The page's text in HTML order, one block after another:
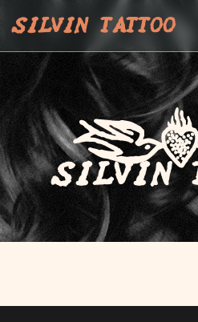
SILVIN TATTOO
SILVIN